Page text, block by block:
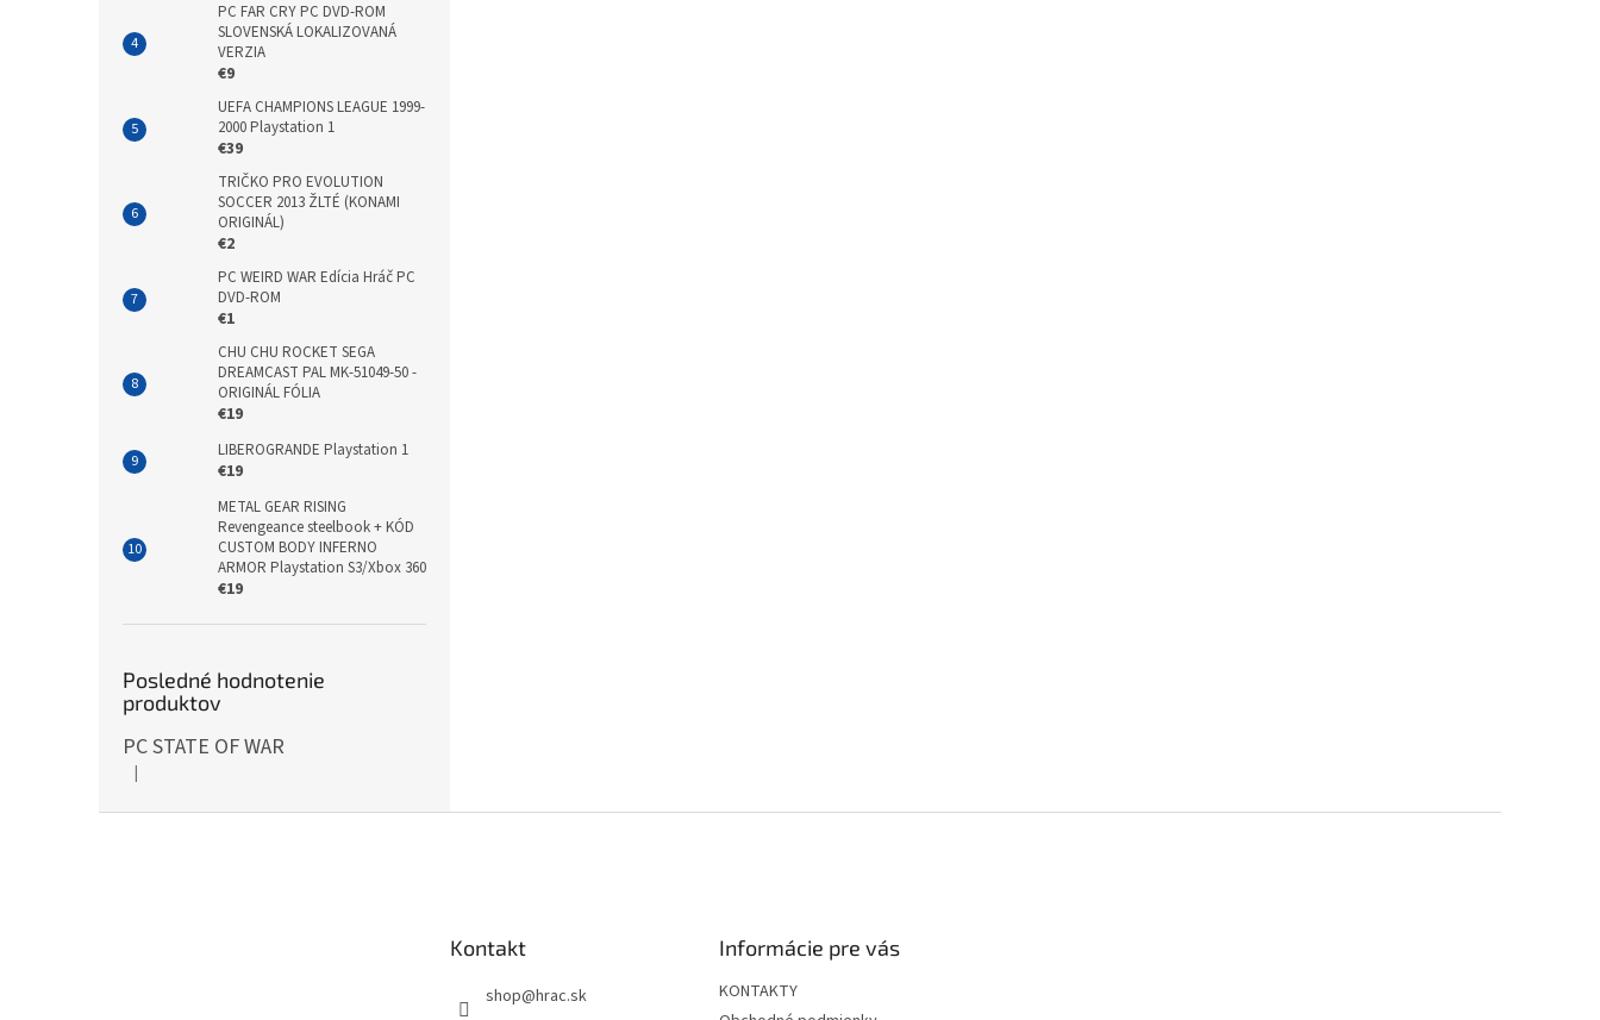
PC FAR CRY PC DVD-ROM
SLOVENSKÁ LOKALIZOVANÁ
VERZIA
€9
UEFA CHAMPIONS LEAGUE 1999-
2000 Playstation 1
€39
TRIČKO PRO EVOLUTION
SOCCER 2013 ŽLTÉ (KONAMI
ORIGINÁL)
€2
PC WEIRD WAR Edícia Hráč PC
DVD-ROM
€1
CHU CHU ROCKET SEGA
DREAMCAST PAL MK-51049-50 -
ORIGINÁL FÓLIA
€19
LIBEROGRANDE Playstation 1
€19
METAL GEAR RISING
Revengeance steelbook + KÓD
CUSTOM BODY INFERNO
ARMOR Playstation S3/Xbox 360
€19
Posledné hodnotenie
produktov
PC STATE OF WAR
Hodnotenie produktu je 5 z 5 hviezdičiek.
|
Kontakt
shop@hrac.sk
Informácie pre vás
KONTAKTY